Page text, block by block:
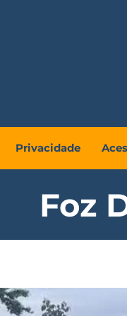
Privacidade
Foz